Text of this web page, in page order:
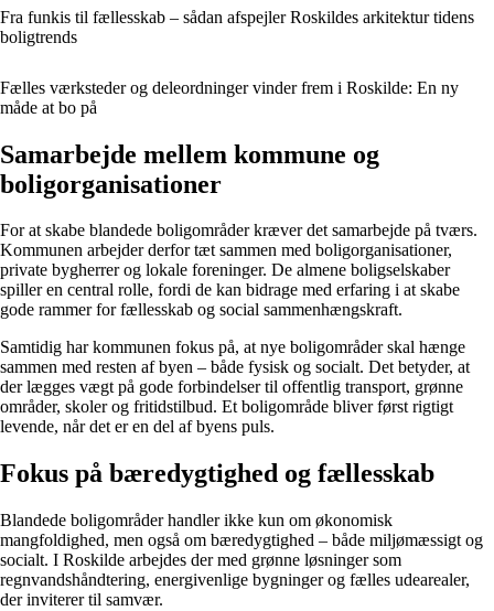
Fra funkis til fællesskab – sådan afspejler Roskildes arkitektur tidens
boligtrends
Fælles værksteder og deleordninger vinder frem i Roskilde: En ny
måde at bo på
Samarbejde mellem kommune og
boligorganisationer
For at skabe blandede boligområder kræver det samarbejde på tværs.
Kommunen arbejder derfor tæt sammen med boligorganisationer,
private bygherrer og lokale foreninger. De almene boligselskaber
spiller en central rolle, fordi de kan bidrage med erfaring i at skabe
gode rammer for fællesskab og social sammenhængskraft.
Samtidig har kommunen fokus på, at nye boligområder skal hænge
sammen med resten af byen – både fysisk og socialt. Det betyder, at
der lægges vægt på gode forbindelser til offentlig transport, grønne
områder, skoler og fritidstilbud. Et boligområde bliver først rigtigt
levende, når det er en del af byens puls.
Fokus på bæredygtighed og fællesskab
Blandede boligområder handler ikke kun om økonomisk
mangfoldighed, men også om bæredygtighed – både miljømæssigt og
socialt. I Roskilde arbejdes der med grønne løsninger som
regnvandshåndtering, energivenlige bygninger og fælles udearealer,
der inviterer til samvær.